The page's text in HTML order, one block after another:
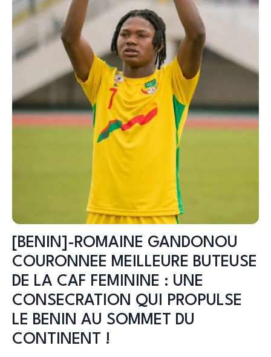
[BENIN]-ROMAINE GANDONOU
COURONNEE MEILLEURE BUTEUSE
DE LA CAF FEMININE : UNE
CONSECRATION QUI PROPULSE
LE BENIN AU SOMMET DU
CONTINENT !